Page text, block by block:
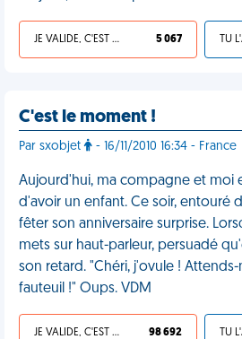
JE VALIDE, C'EST UNE VDM 5 067
C'est le moment !
Par sxobjet - 16/11/2010 16:34 - France
Aujourd'hui, ma compagne et moi
d'avoir un enfant. Ce soir, entouré
fêter son anniversaire surprise.
mets sur haut-parleur, persuadé
son retard. "Chéri, j'ovule !
fauteuil !" Oups. VDM
JE VALIDE, C'EST UNE VDM 98 692